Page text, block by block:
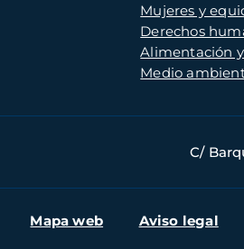
Mujeres y
Derechos
Alimentación
Medio
C/
Mapa web Aviso legal